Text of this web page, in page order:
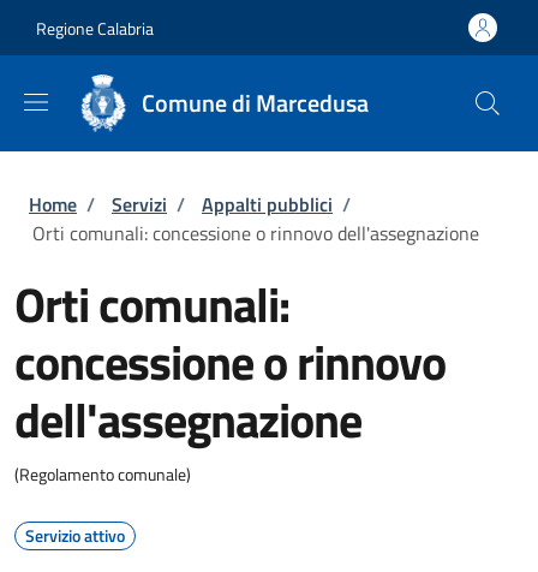
Regione Calabria
Comune di Marcedusa
Briciole di pane
Home / Servizi / Appalti pubblici /
Orti comunali: concessione o rinnovo dell'assegnazione
Orti comunali:
concessione o rinnovo
dell'assegnazione
(Regolamento comunale)
Servizio attivo